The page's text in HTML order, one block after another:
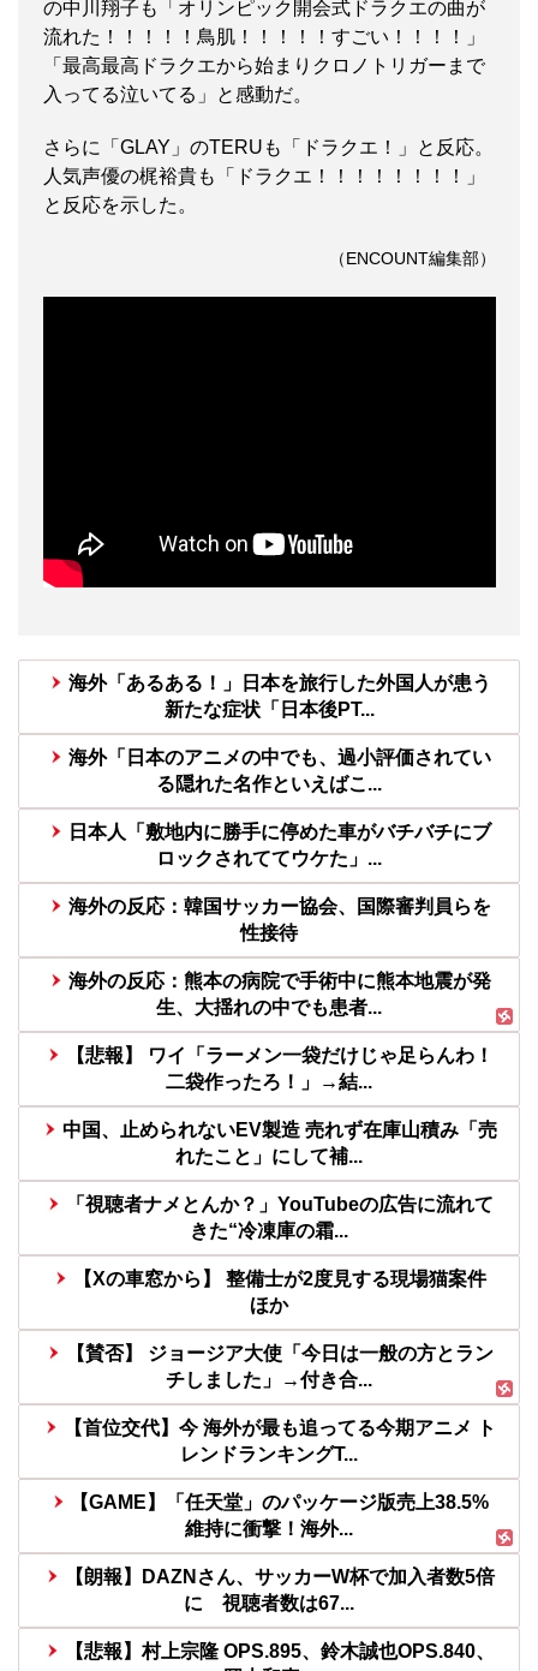
の中川翔子も「オリンピック開会式ドラクエの曲が
流れた！！！！！鳥肌！！！！！すごい！！！！」
「最高最高ドラクエから始まりクロノトリガーまで
入ってる泣いてる」と感動だ。
さらに「GLAY」のTERUも「ドラクエ！」と反応。
人気声優の梶裕貴も「ドラクエ！！！！！！！！」
と反応を示した。
（ENCOUNT編集部）
海外「あるある！」日本を旅行した外国人が患う
新たな症状「日本後PT...
海外「日本のアニメの中でも、過小評価されてい
る隠れた名作といえばこ...
日本人「敷地内に勝手に停めた車がバチバチにブ
ロックされててウケた」...
海外の反応：韓国サッカー協会、国際審判員らを
性接待
海外の反応：熊本の病院で手術中に熊本地震が発
生、大揺れの中でも患者...
【悲報】 ワイ「ラーメン一袋だけじゃ足らんわ！
二袋作ったろ！」→結...
中国、止められないEV製造 売れず在庫山積み「売
れたこと」にして補...
「視聴者ナメとんか？」YouTubeの広告に流れて
きた“冷凍庫の霜...
【Xの車窓から】 整備士が2度見する現場猫案件
ほか
【賛否】 ジョージア大使「今日は一般の方とラン
チしました」→付き合...
【首位交代】今 海外が最も追ってる今期アニメ ト
レンドランキングT...
【GAME】「任天堂」のパッケージ版売上38.5%
維持に衝撃！海外...
【朗報】DAZNさん、サッカーW杯で加入者数5倍
に 視聴者数は67...
【悲報】村上宗隆 OPS.895、鈴木誠也OPS.840、